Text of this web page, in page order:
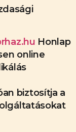
Honlap
online
biztosítja a